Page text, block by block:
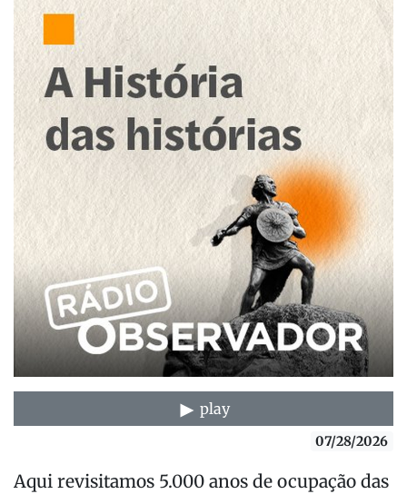
play
07/28/2026
Aqui revisitamos 5.000 anos de ocupação das